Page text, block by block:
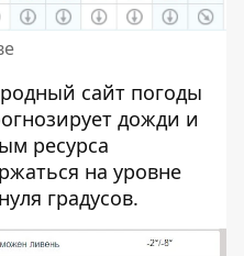
сайт погоды
дожди и
ресурса
на уровне
градусов.